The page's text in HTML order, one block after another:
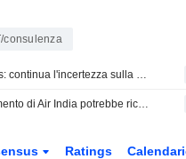
consulenza
Tata Sons: continua l'incertezza sulla quotazione dopo la classificazione della RBI
Il risanamento di Air India potrebbe richiedere fino a un decennio, secondo la proprietaria Tata Sons
Ratings